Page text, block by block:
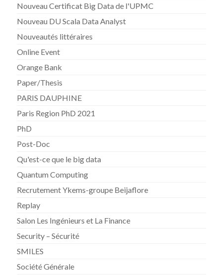
Nouveau Certificat Big Data de l'UPMC
Nouveau DU Scala Data Analyst
Nouveautés littéraires
Online Event
Orange Bank
Paper/Thesis
PARIS DAUPHINE
Paris Region PhD 2021
PhD
Post-Doc
Qu'est-ce que le big data
Quantum Computing
Recrutement Ykems-groupe Beijaflore
Replay
Salon Les Ingénieurs et La Finance
Security – Sécurité
SMILES
Société Générale